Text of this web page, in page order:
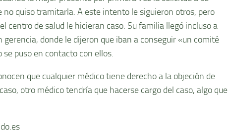
no quiso tramitarla. A este intento le siguieron otros, pero
centro de salud le hicieran caso. Su familia llegó incluso a
gerencia, donde le dijeron que iban a conseguir «un comité
puso en contacto con ellos.
que cualquier médico tiene derecho a la objeción de
otro médico tendría que hacerse cargo del caso, algo que